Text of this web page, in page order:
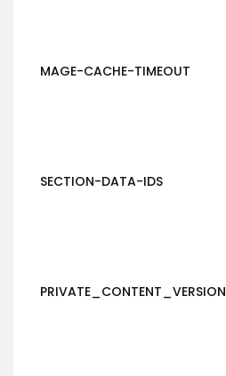
MAGE-CACHE-TIMEOUT
SECTION-DATA-IDS
PRIVATE_CONTENT_VERSION